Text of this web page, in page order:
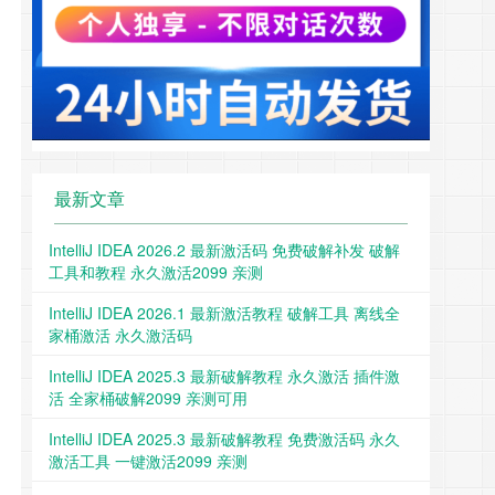
最新文章
IntelliJ IDEA 2026.2 最新激活码 免费破解补发 破解
工具和教程 永久激活2099 亲测
IntelliJ IDEA 2026.1 最新激活教程 破解工具 离线全
家桶激活 永久激活码
IntelliJ IDEA 2025.3 最新破解教程 永久激活 插件激
活 全家桶破解2099 亲测可用
IntelliJ IDEA 2025.3 最新破解教程 免费激活码 永久
激活工具 一键激活2099 亲测